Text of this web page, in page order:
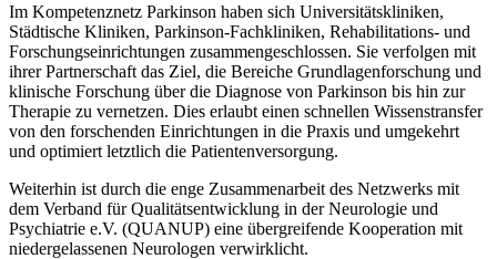
Im Kompetenznetz Parkinson haben sich Universitätskliniken,
Städtische Kliniken, Parkinson-Fachkliniken, Rehabilitations- und
Forschungseinrichtungen zusammengeschlossen. Sie verfolgen mit
ihrer Partnerschaft das Ziel, die Bereiche Grundlagenforschung und
klinische Forschung über die Diagnose von Parkinson bis hin zur
Therapie zu vernetzen. Dies erlaubt einen schnellen Wissenstransfer
von den forschenden Einrichtungen in die Praxis und umgekehrt
und optimiert letztlich die Patientenversorgung.
Weiterhin ist durch die enge Zusammenarbeit des Netzwerks mit
dem Verband für Qualitätsentwicklung in der Neurologie und
Psychiatrie e.V. (QUANUP) eine übergreifende Kooperation mit
niedergelassenen Neurologen verwirklicht.